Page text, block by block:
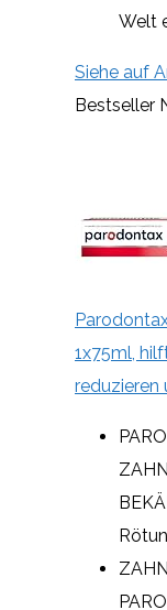
Welt
Siehe auf
Bestseller
1x75ml,
reduzieren